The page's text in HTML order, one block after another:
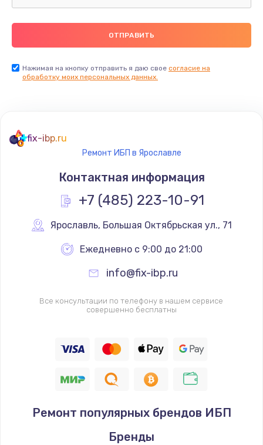
Нажимая на кнопку отправить я даю свое согласие на
обработку моих персональных данных.
fix-ibp.ru
Ремонт ИБП в Ярославле
Контактная информация
+7 (485) 223-10-91
Ярославль, Большая Октябрьская ул., 71
Ежедневно с 9:00 до 21:00
info@fix-ibp.ru
Все консультации по телефону в нашем сервисе
совершенно бесплатны
Ремонт популярных брендов ИБП
Бренды